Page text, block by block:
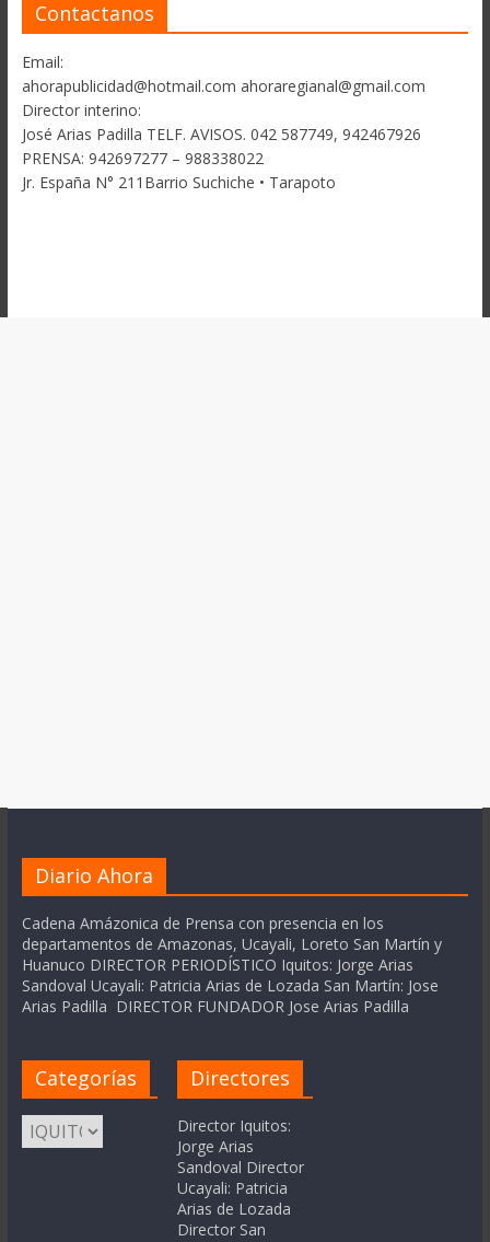
Contactanos
Email:
ahorapublicidad@hotmail.com ahoraregianal@gmail.com
Director interino:
José Arias Padilla TELF. AVISOS. 042 587749, 942467926
PRENSA: 942697277 – 988338022
Jr. España N° 211Barrio Suchiche • Tarapoto
Diario Ahora
Cadena Amázonica de Prensa con presencia en los
departamentos de Amazonas, Ucayali, Loreto San Martín y
Huanuco DIRECTOR PERIODÍSTICO Iquitos: Jorge Arias
Sandoval Ucayali: Patricia Arias de Lozada San Martín: Jose
Arias Padilla DIRECTOR FUNDADOR Jose Arias Padilla
Categorías
Categorías
Directores
Director Iquitos:
Jorge Arias
Sandoval Director
Ucayali: Patricia
Arias de Lozada
Director San